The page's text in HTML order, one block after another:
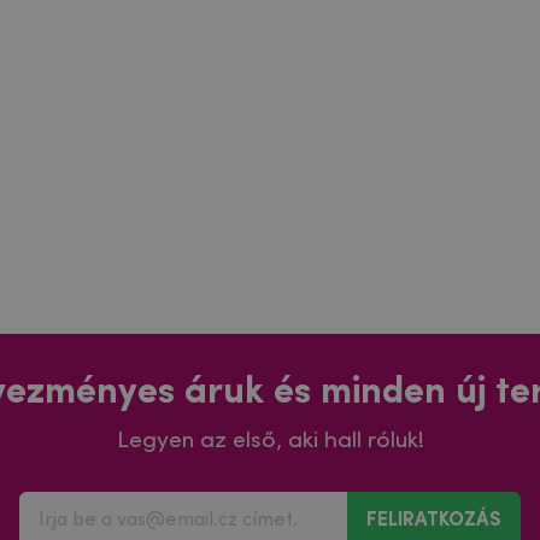
áruk és minden új
Legyen az első, aki hall róluk!
FELIRATKOZÁS